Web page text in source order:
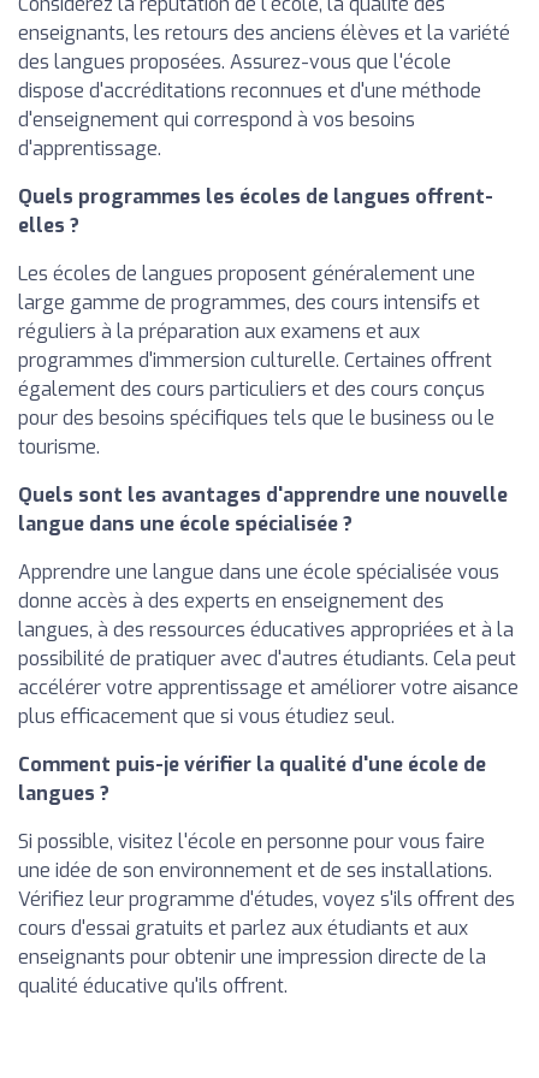
enseignants, les retours des anciens élèves et la variété
des langues proposées. Assurez-vous que l'école
dispose d'accréditations reconnues et d'une méthode
d'enseignement qui correspond à vos besoins
d'apprentissage.
Quels programmes les écoles de langues offrent-
elles ?
Les écoles de langues proposent généralement une
large gamme de programmes, des cours intensifs et
réguliers à la préparation aux examens et aux
programmes d'immersion culturelle. Certaines offrent
également des cours particuliers et des cours conçus
pour des besoins spécifiques tels que le business ou le
tourisme.
Quels sont les avantages d'apprendre une nouvelle
langue dans une école spécialisée ?
Apprendre une langue dans une école spécialisée vous
donne accès à des experts en enseignement des
langues, à des ressources éducatives appropriées et à la
possibilité de pratiquer avec d'autres étudiants. Cela peut
accélérer votre apprentissage et améliorer votre aisance
plus efficacement que si vous étudiez seul.
Comment puis-je vérifier la qualité d'une école de
langues ?
Si possible, visitez l'école en personne pour vous faire
une idée de son environnement et de ses installations.
Vérifiez leur programme d'études, voyez s'ils offrent des
cours d'essai gratuits et parlez aux étudiants et aux
enseignants pour obtenir une impression directe de la
qualité éducative qu'ils offrent.